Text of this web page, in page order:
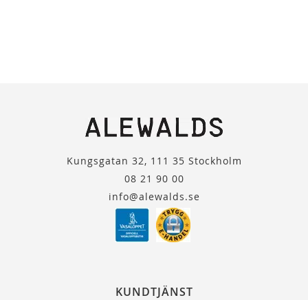
Kungsgatan 32, 111 35 Stockholm
08 21 90 00
info@alewalds.se
KUNDTJÄNST